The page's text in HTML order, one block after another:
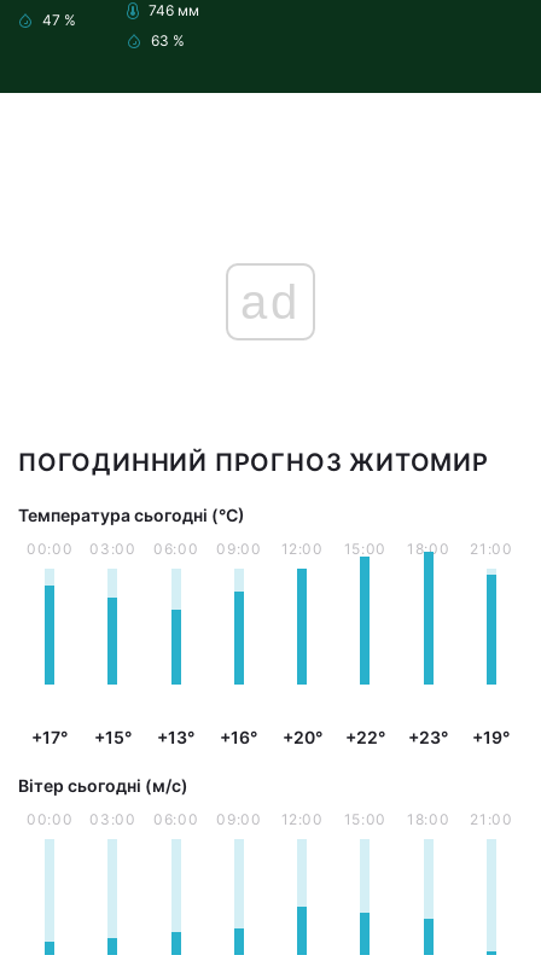
47 %
746 мм
63 %
ad
ПОГОДИННИЙ ПРОГНОЗ ЖИТОМИР
Температура сьогодні (°С)
00:00
+17°
03:00
+15°
06:00
+13°
09:00
+16°
12:00
+20°
15:00
+22°
18:00
+23°
21:00
+19°
Вітер сьогодні (м/с)
00:00 03:00 06:00 09:00 12:00 15:00 18:00 21:00